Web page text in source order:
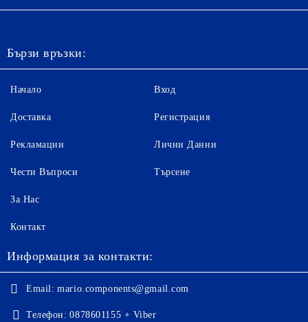
Бързи връзки:
Начало
Доставка
Рекламации
Чести Въпроси
Вход
Регистрация
Лични Данни
Търсене
За Нас
Контакт
Информация за контакти:
Email: mario.components@gmail.com
Телефон: 0878601155 + Viber